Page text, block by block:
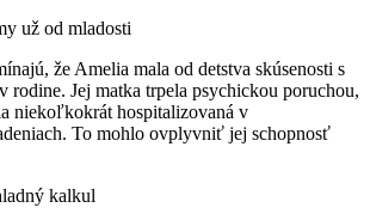
už od mladosti
že Amelia mala od detstva skúsenosti s
rodine. Jej matka trpela psychickou poruchou,
niekoľkokrát hospitalizovaná v
To mohlo ovplyvniť jej schopnosť
kalkul